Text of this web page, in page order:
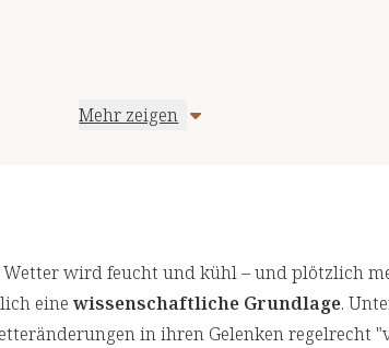
Wirkstoffe:Mehr zeigen
Wetter wird feucht und kühl – und plötzlich
eine wissenschaftliche Grundlage.
in ihren Gelenken regelrecht